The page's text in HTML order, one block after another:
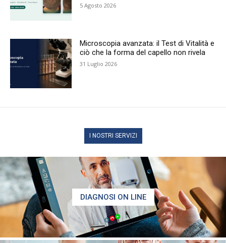
5 Agosto 2026
Microscopia avanzata: il Test di Vitalità e
ciò che la forma del capello non rivela
31 Luglio 2026
I NOSTRI SERVIZI
DIAGNOSI ON LINE